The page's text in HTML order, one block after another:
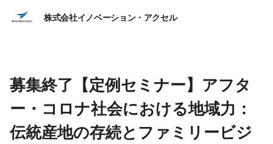
株式会社イノベーション・アクセル
募集終了【定例セミナー】アフタ
ー・コロナ社会における地域力：
伝統産地の存続とファミリービジ